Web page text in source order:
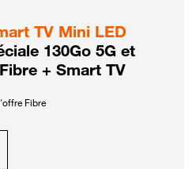
TV Mini LED
130Go 5G et
+ Smart TV
Fibre